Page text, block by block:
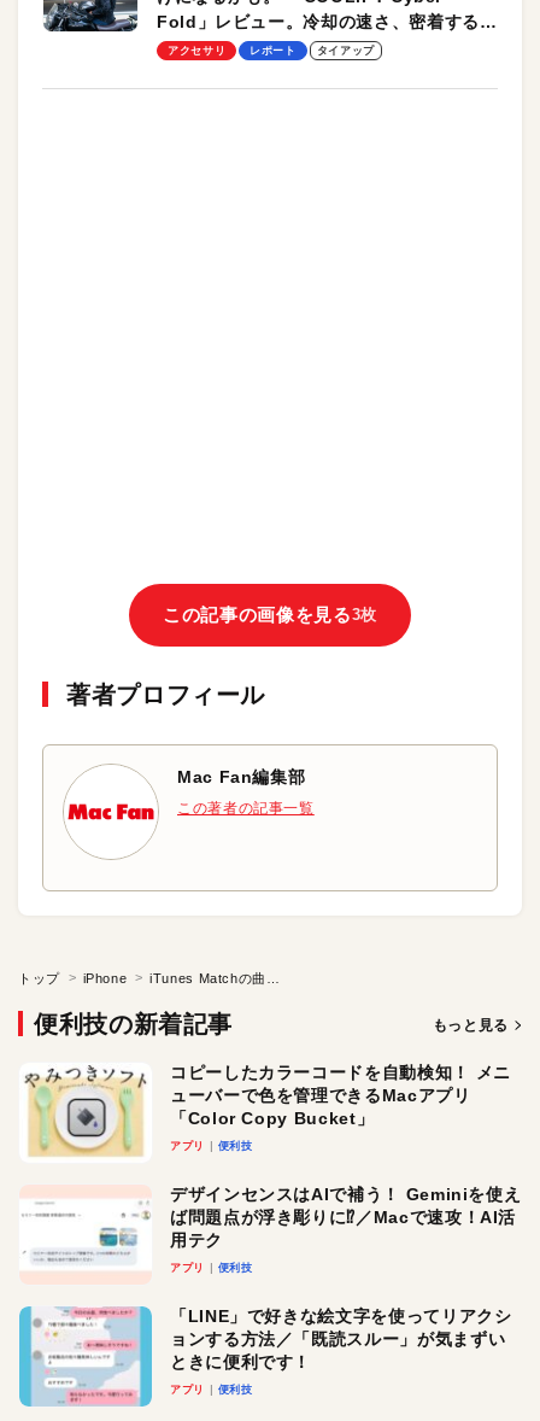
Fold」レビュー。冷却の速さ、密着する冷
却プレート、シンプルな操作性がグッド！
アクセサリ レポート タイアップ
この記事の画像を見る3枚
著者プロフィール
Mac Fan編集部
この著者の記事一覧
トップ iPhone
便利技の新着記事 もっと見る
コピーしたカラーコードを自動検知！ メニ
ューバーで色を管理できるMacアプリ
「Color Copy Bucket」
アプリ 便利技
デザインセンスはAIで補う！ Geminiを使え
ば問題点が浮き彫りに⁉︎／Macで速攻！AI活
用テク
アプリ 便利技
「LINE」で好きな絵文字を使ってリアクシ
ョンする方法／「既読スルー」が気まずい
ときに便利です！
アプリ 便利技